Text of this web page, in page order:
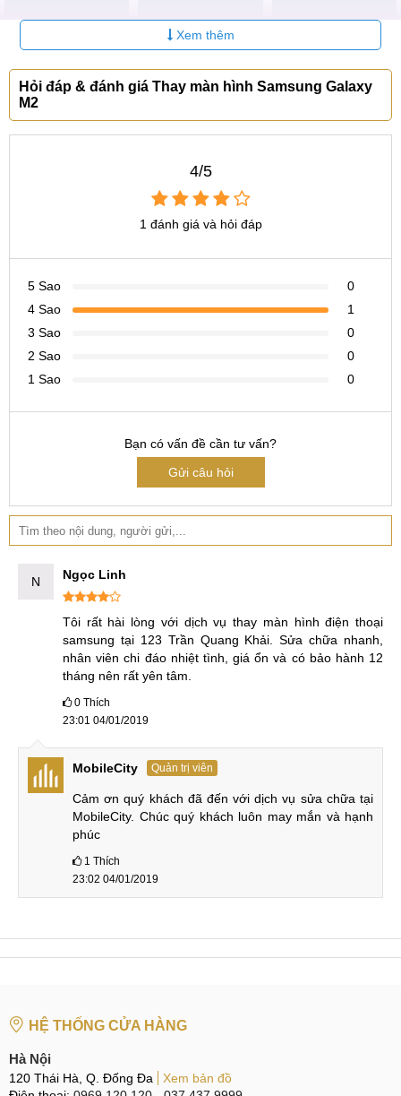
Tại Đà Nẵng
Xem thêm
Hỏi đáp & đánh giá Thay màn hình Samsung Galaxy
M2
4/5
1 đánh giá và hỏi đáp
5 Sao
0
4 Sao
1
3 Sao
0
2 Sao
0
1 Sao
0
Bạn có vấn đề cần tư vấn?
Gửi câu hỏi
N Ngọc Linh
Tôi rất hài lòng với dịch vụ thay màn hình điện thoại
samsung tại 123 Trần Quang Khải. Sửa chữa nhanh,
nhân viên chi đáo nhiệt tình, giá ổn và có bảo hành 12
tháng nên rất yên tâm.
0 Thích
23:01 04/01/2019
MobileCity Quản trị viên
Cảm ơn quý khách đã đến với dịch vụ sửa chữa tại
MobileCity. Chúc quý khách luôn may mắn và hạnh
phúc
1 Thích
23:02 04/01/2019
HỆ THỐNG CỬA HÀNG
Hà Nội
120 Thái Hà, Q. Đống Đa
Xem bản đồ